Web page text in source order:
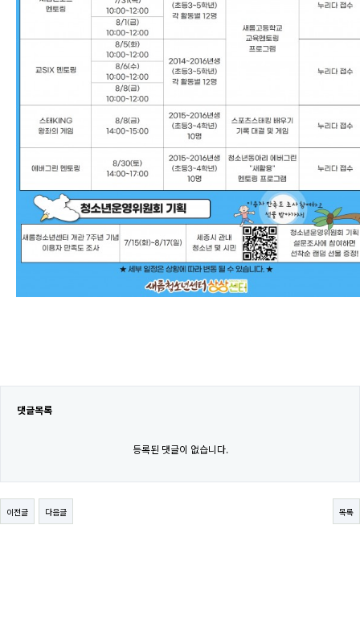
댓글목록
등록된 댓글이 없습니다.
이전글 다음글 목록